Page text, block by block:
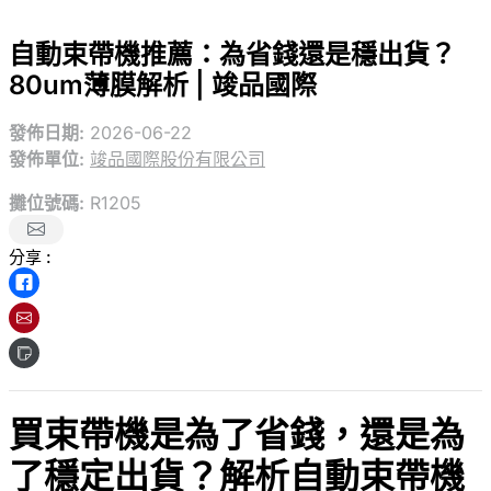
自動束帶機推薦：為省錢還是穩出貨？
80um薄膜解析 | 竣品國際
發佈日期: 2026-06-22
發佈單位: 竣品國際股份有限公司
攤位號碼: R1205
分享 :
買束帶機是為了省錢，還是為
了穩定出貨？解析自動束帶機